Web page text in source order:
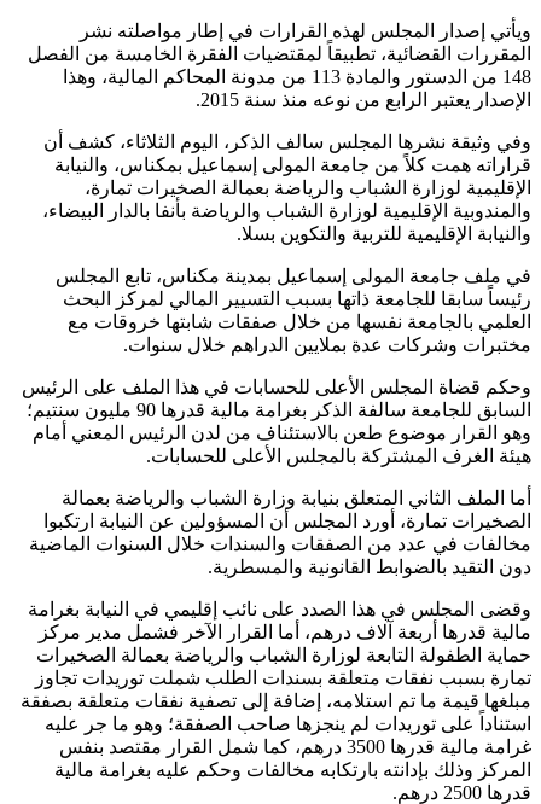
ويأتي إصدار المجلس لهذه القرارات في إطار مواصلته نشر
المقررات القضائية، تطبيقاً لمقتضيات الفقرة الخامسة من الفصل
148 من الدستور والمادة 113 من مدونة المحاكم المالية، وهذا
الإصدار يعتبر الرابع من نوعه منذ سنة 2015.
وفي وثيقة نشرها المجلس سالف الذكر، اليوم الثلاثاء، كشف أن
قراراته همت كلاً من جامعة المولى إسماعيل بمكناس، والنيابة
الإقليمية لوزارة الشباب والرياضة بعمالة الصخيرات تمارة،
والمندوبية الإقليمية لوزارة الشباب والرياضة بأنفا بالدار البيضاء،
والنيابة الإقليمية للتربية والتكوين بسلا.
في ملف جامعة المولى إسماعيل بمدينة مكناس، تابع المجلس
رئيساً سابقا للجامعة ذاتها بسبب التسيير المالي لمركز البحث
العلمي بالجامعة نفسها من خلال صفقات شابتها خروقات مع
مختبرات وشركات عدة بملايين الدراهم خلال سنوات.
وحكم قضاة المجلس الأعلى للحسابات في هذا الملف على الرئيس
السابق للجامعة سالفة الذكر بغرامة مالية قدرها 90 مليون سنتيم؛
وهو القرار موضوع طعن بالاستئناف من لدن الرئيس المعني أمام
هيئة الغرف المشتركة بالمجلس الأعلى للحسابات.
أما الملف الثاني المتعلق بنيابة وزارة الشباب والرياضة بعمالة
الصخيرات تمارة، أورد المجلس أن المسؤولين عن النيابة ارتكبوا
مخالفات في عدد من الصفقات والسندات خلال السنوات الماضية
دون التقيد بالضوابط القانونية والمسطرية.
وقضى المجلس في هذا الصدد على نائب إقليمي في النيابة بغرامة
مالية قدرها أربعة آلاف درهم، أما القرار الآخر فشمل مدير مركز
حماية الطفولة التابعة لوزارة الشباب والرياضة بعمالة الصخيرات
تمارة بسبب نفقات متعلقة بسندات الطلب شملت توريدات تجاوز
مبلغها قيمة ما تم استلامه، إضافة إلى تصفية نفقات متعلقة بصفقة
استناداً على توريدات لم ينجزها صاحب الصفقة؛ وهو ما جر عليه
غرامة مالية قدرها 3500 درهم، كما شمل القرار مقتصد بنفس
المركز وذلك بإدانته بارتكابه مخالفات وحكم عليه بغرامة مالية
قدرها 2500 درهم.